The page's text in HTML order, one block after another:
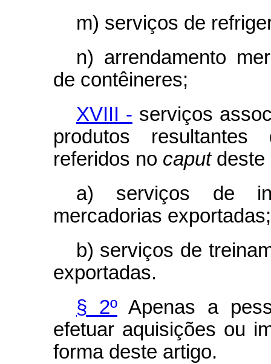
m) serviços de
n) arrendamento
de contêineres;
XVIII - serviços
produtos
referidos no caputdeste
a) serviços de
mercadorias
b) serviços de
exportadas.
§ 2ºApenas a
efetuar aquisições ou
forma deste artigo.